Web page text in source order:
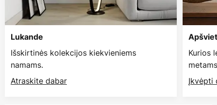
Lukande
Išskirtinės kolekcijos kiekvieniems
namams.
Atraskite dabar
Kurios
Įkvėpti